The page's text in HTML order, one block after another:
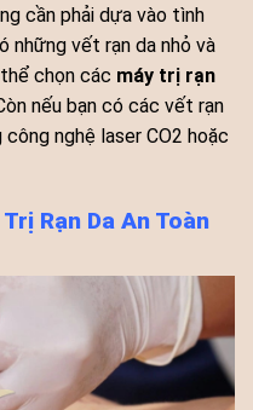
cần phải dựa vào tình
những vết rạn da nhỏ và
chọn các máy trị rạn
nếu bạn có các vết rạn
nghệ laser CO2 hoặc
Rạn Da An Toàn